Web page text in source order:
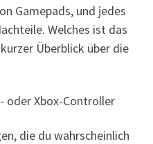
Gamepads, und jedes
Welches ist das
Überblick über die
oder Xbox-Controller
die du wahrscheinlich